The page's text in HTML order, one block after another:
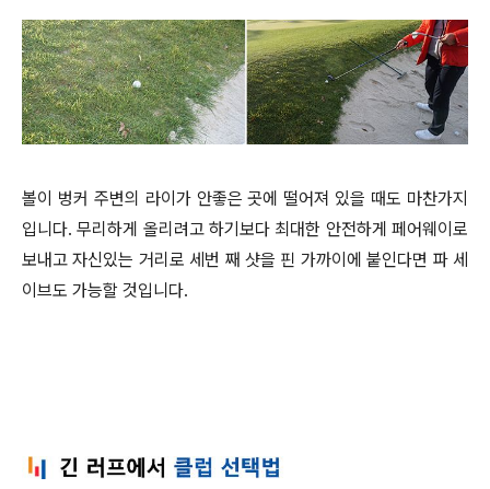
볼이 벙커 주변의 라이가 안좋은 곳에 떨어져 있을 때도 마찬가지
입니다. 무리하게 올리려고 하기보다 최대한 안전하게 페어웨이로
보내고 자신있는 거리로 세번 째 샷을 핀 가까이에 붙인다면 파 세
이브도 가능할 것입니다.